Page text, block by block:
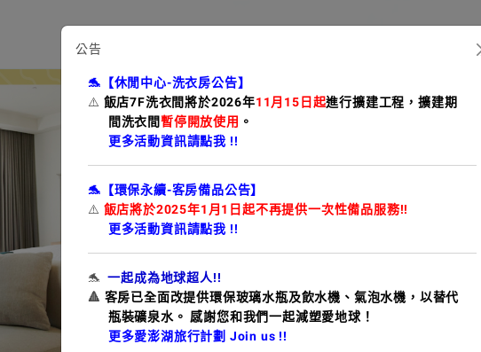
公告
🐬【休閒中心-洗衣房公告】
⚠️ 飯店7F洗衣間將於2026年11月15日起進行擴建工程，擴建期
間洗衣間暫停開放使用 。
更多活動資訊請點我 !!
🐬【環保永續-客房備品公告】
⚠️ 飯店將於2025年1月1日起不再提供一次性備品服務!!
更多活動資訊請點我 !!
🐬一起成為地球超人!!
🔺 客房已全面改提供環保玻璃水瓶及飲水機、氣泡水機，以替代
瓶裝礦泉水。 感謝您和我們一起減塑愛地球！
更多愛澎湖旅行計劃 Join us !!